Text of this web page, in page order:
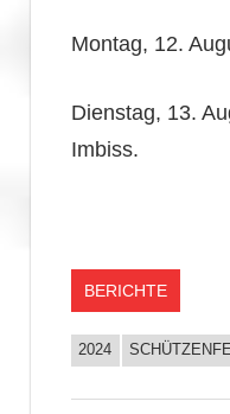
Montag, 12.
Dienstag, 13.
Imbiss.
BERICHTE
2024